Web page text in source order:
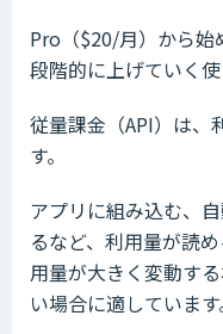
Pro（$20/月）から始
段階的に上げていく使
従量課金（API）は、
す。
アプリに組み込む、
るなど、利用量が読
用量が大きく変動す
い場合に適しています